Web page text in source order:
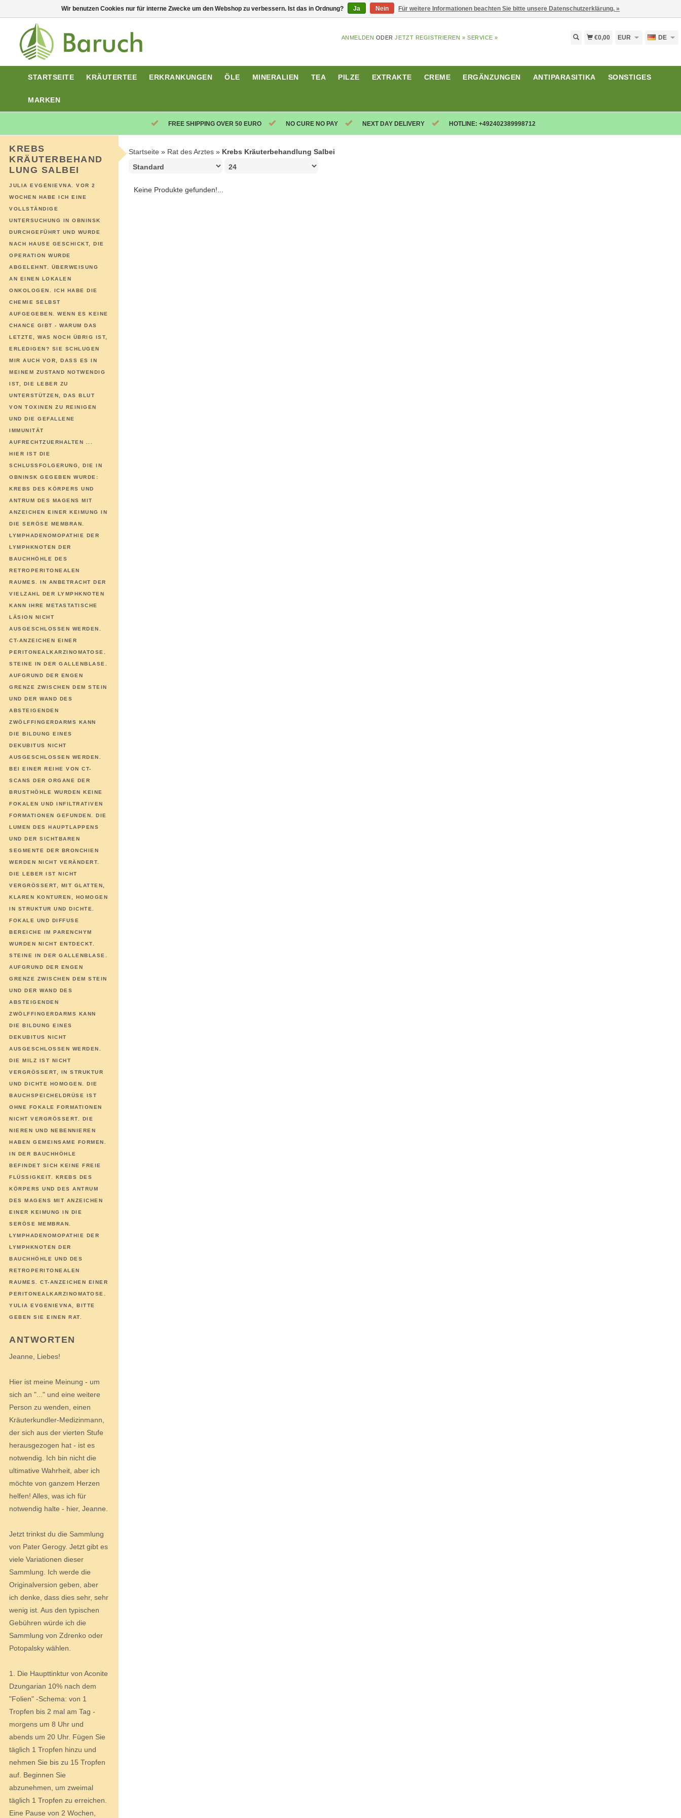
ANMELDEN ODERJETZT REGISTRIEREN » SERVICE » €0,00 EUR DE
STARTSEITE KRÄUTERTEE ERKRANKUNGEN ÖLE MINERALIEN TEA PILZE EXTRAKTE CREME ERGÄNZUNGEN ANTIPARASITIKA SONSTIGES
MARKEN
FREE SHIPPING OVER 50 EURO NO CURE NO PAY NEXT DAY DELIVERY HOTLINE: +492402389998712
KREBS
KRÄUTERBEHAND
LUNG SALBEI
JULIA EVGENIEVNA. VOR 2
WOCHEN HABE ICH EINE
VOLLSTÄNDIGE
UNTERSUCHUNG IN OBNINSK
DURCHGEFÜHRT UND WURDE
NACH HAUSE GESCHICKT, DIE
OPERATION WURDE
ABGELEHNT. ÜBERWEISUNG
AN EINEN LOKALEN
ONKOLOGEN. ICH HABE DIE
CHEMIE SELBST
AUFGEGEBEN. WENN ES KEINE
CHANCE GIBT - WARUM DAS
LETZTE, WAS NOCH ÜBRIG IST,
ERLEDIGEN? SIE SCHLUGEN
MIR AUCH VOR, DASS ES IN
MEINEM ZUSTAND NOTWENDIG
IST, DIE LEBER ZU
UNTERSTÜTZEN, DAS BLUT
VON TOXINEN ZU REINIGEN
UND DIE GEFALLENE
IMMUNITÄT
AUFRECHTZUERHALTEN ...
HIER IST DIE
SCHLUSSFOLGERUNG, DIE IN
OBNINSK GEGEBEN WURDE:
KREBS DES KÖRPERS UND
ANTRUM DES MAGENS MIT
ANZEICHEN EINER KEIMUNG IN
DIE SERÖSE MEMBRAN.
LYMPHADENOMOPATHIE DER
LYMPHKNOTEN DER
BAUCHHÖHLE DES
RETROPERITONEALEN
RAUMES. IN ANBETRACHT DER
VIELZAHL DER LYMPHKNOTEN
KANN IHRE METASTATISCHE
LÄSION NICHT
AUSGESCHLOSSEN WERDEN.
CT-ANZEICHEN EINER
PERITONEALKARZINOMATOSE.
STEINE IN DER GALLENBLASE.
AUFGRUND DER ENGEN
GRENZE ZWISCHEN DEM STEIN
UND DER WAND DES
ABSTEIGENDEN
ZWÖLFFINGERDARMS KANN
DIE BILDUNG EINES
DEKUBITUS NICHT
AUSGESCHLOSSEN WERDEN.
BEI EINER REIHE VON CT-
SCANS DER ORGANE DER
BRUSTHÖHLE WURDEN KEINE
FOKALEN UND INFILTRATIVEN
FORMATIONEN GEFUNDEN. DIE
LUMEN DES HAUPTLAPPENS
UND DER SICHTBAREN
SEGMENTE DER BRONCHIEN
WERDEN NICHT VERÄNDERT.
DIE LEBER IST NICHT
VERGRÖSSERT, MIT GLATTEN, K
LAREN KONTUREN, HOMOGEN I
N STRUKTUR UND DICHTE. F
OKALE UND DIFFUSE B
EREICHE IM PARENCHYM W
URDEN NICHT ENTDECKT. S
TEINE IN DER GALLENBLASE. A
UFGRUND DER ENGEN G
RENZE ZWISCHEN DEM STEIN U
ND DER WAND DES A
BSTEIGENDEN Z
WÖLFFINGERDARMS KANN D
IE BILDUNG EINES D
EKUBITUS NICHT A
USGESCHLOSSEN WERDEN. D
IE MILZ IST NICHT V
ERGRÖSSERT, IN STRUKTUR UN
D DICHTE HOMOGEN. DIE BA
UCHSPEICHELDRÜSE IST OH
NE FOKALE FORMATIONEN NI
CHT VERGRÖSSERT. DIE NIE
REN UND NEBENNIEREN HAB
EN GEMEINSAME FORMEN. IN
DER BAUCHHÖHLE BEF
INDET SICH KEINE FREIE FLÜ
SSIGKEIT. KREBS DES KÖR
PERS UND DES ANTRUM DES
MAGENS MIT ANZEICHEN EIN
ER KEIMUNG IN DIE SER
ÖSE MEMBRAN. LYM
PHADENOMOPATHIE DER LYM
PHKNOTEN DER BAU
CHHÖHLE UND DES RET
ROPERITONEALEN RAU
MES. CT-ANZEICHEN EINER PER
ITONEALKARZINOMATOSE. YUL
IA EVGENIEVNA, BITTE GEB
EN SIE EINEN RAT.
ANTWORTEN
Jeanne, Liebes!
Hier ist meine Meinung - um
sich an "..." und eine weitere
Person zu wenden, einen
Kräuterkundler-Medizinmann,
der sich aus der vierten Stufe
herausgezogen hat - ist es
notwendig. Ich bin nicht die
ultimative Wahrheit, aber ich
möchte von ganzem Herzen
helfen! Alles, was ich für
notwendig halte - hier, Jeanne.
Jetzt trinkst du die Sammlung
von Pater Gerogy. Jetzt gibt es
viele Variationen dieser
Sammlung. Ich werde die
Originalversion geben, aber
ich denke, dass dies sehr, sehr
wenig ist. Aus den typischen
Gebühren würde ich die
Sammlung von Zdrenko oder
Potopalsky wählen.
1. Die Haupttinktur von Aconite
Dzungarian 10% nach dem
"Folien" -Schema: von 1
Tropfen bis 2 mal am Tag -
morgens um 8 Uhr und
abends um 20 Uhr. Fügen Sie
täglich 1 Tropfen hinzu und
nehmen Sie bis zu 15 Tropfen
auf. Beginnen Sie
abzunehmen, um zweimal
täglich 1 Tropfen zu erreichen.
Eine Pause von 2 Wochen,
Startseite » Rat des Arztes » Krebs Kräuterbehandlung Salbei
Keine Produkte gefunden!...
Wir benutzen Cookies nur für interne Zwecke um den Webshop zu verbessern. Ist das in Ordnung? Ja Nein Für weitere Informationen beachten Sie bitte unsere Datenschutzerklärung. »